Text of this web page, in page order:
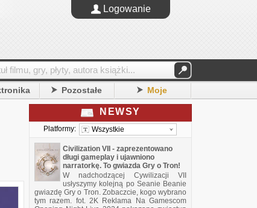
Logowanie
Pozostałe Moje
NEWSY
Platformy: Wszystkie
Civilization VII - zaprezentowano
długi gameplay i ujawniono
narratorkę. To gwiazda Gry o Tron!
W nadchodzącej Cywilizacji VII
usłyszymy kolejną po Seanie Beanie
gwiazdę Gry o Tron. Zobaczcie, kogo wybrano
tym razem. fot. 2K Reklama Na Gamescom